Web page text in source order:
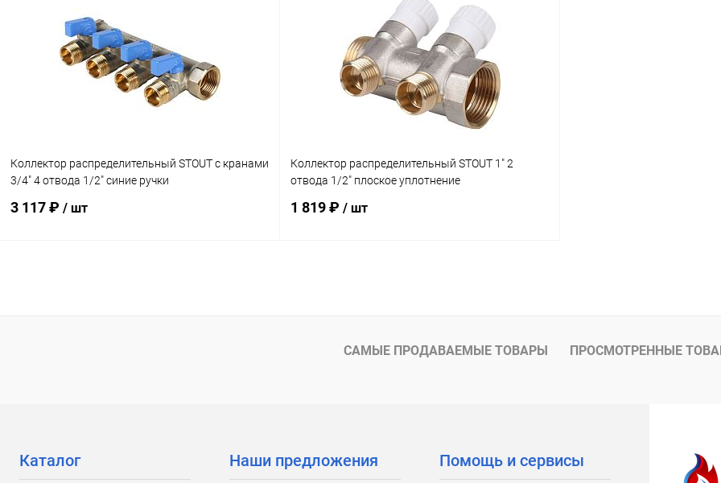
Купить в 1 клик
В избранное заказ 3-5 дней
Купить в 1 клик Сравнение
В избранное заказ 3-5 дней
Коллектор распределительный STOUT с кранами
3/4" 4 отвода 1/2" синие ручки
3 117 ₽ / шт
Купить в 1 клик Сравнение
Коллектор распределительный STOUT 1" 2
отвода 1/2" плоское уплотнение
1 819 ₽ / шт
Купить в 1 клик Сравнение
В избранное заказ 3-5 дней
САМЫЕ ПРОДАВАЕМЫЕ ТОВАРЫ ПРОСМОТРЕННЫЕ
Каталог Наши предложения Помощь и сервисы